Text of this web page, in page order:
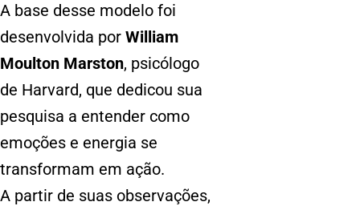
A base desse modelo foi
desenvolvida por William
Moulton Marston, psicólogo
de Harvard, que dedicou sua
pesquisa a entender como
emoções e energia se
transformam em ação.
A partir de suas observações,